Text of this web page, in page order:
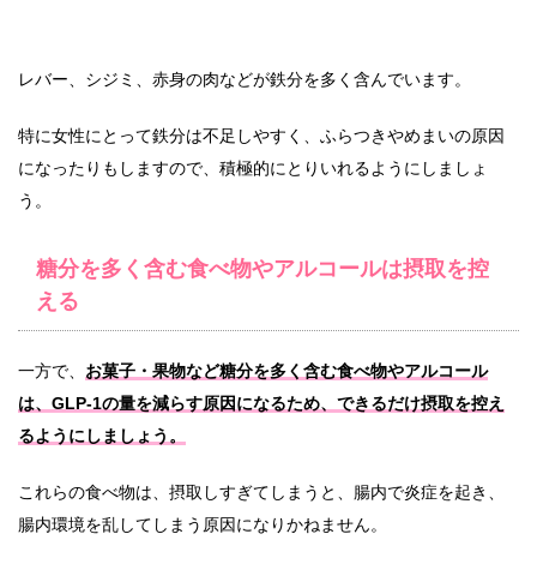
レバー、シジミ、赤身の肉などが鉄分を多く含んでいます。
特に女性にとって鉄分は不足しやすく、ふらつきやめまいの原因
になったりもしますので、積極的にとりいれるようにしましょ
う。
糖分を多く含む食べ物やアルコールは摂取を控
える
一方で、 お菓子・果物など糖分を多く含む食べ物やアルコール
は、GLP-1の量を減らす原因になるため、できるだけ摂取を控え
るようにしましょう。
これらの食べ物は、摂取しすぎてしまうと、腸内で炎症を起き、
腸内環境を乱してしまう原因になりかねません。